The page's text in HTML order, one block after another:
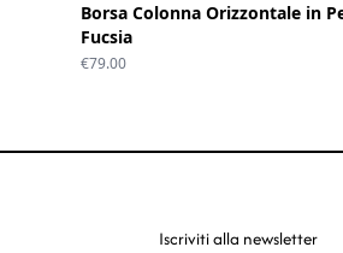
Borsa Colonna Orizzontale in
Fucsia
€79.00
Iscriviti alla newsletter